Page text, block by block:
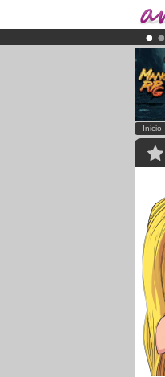
Inicio